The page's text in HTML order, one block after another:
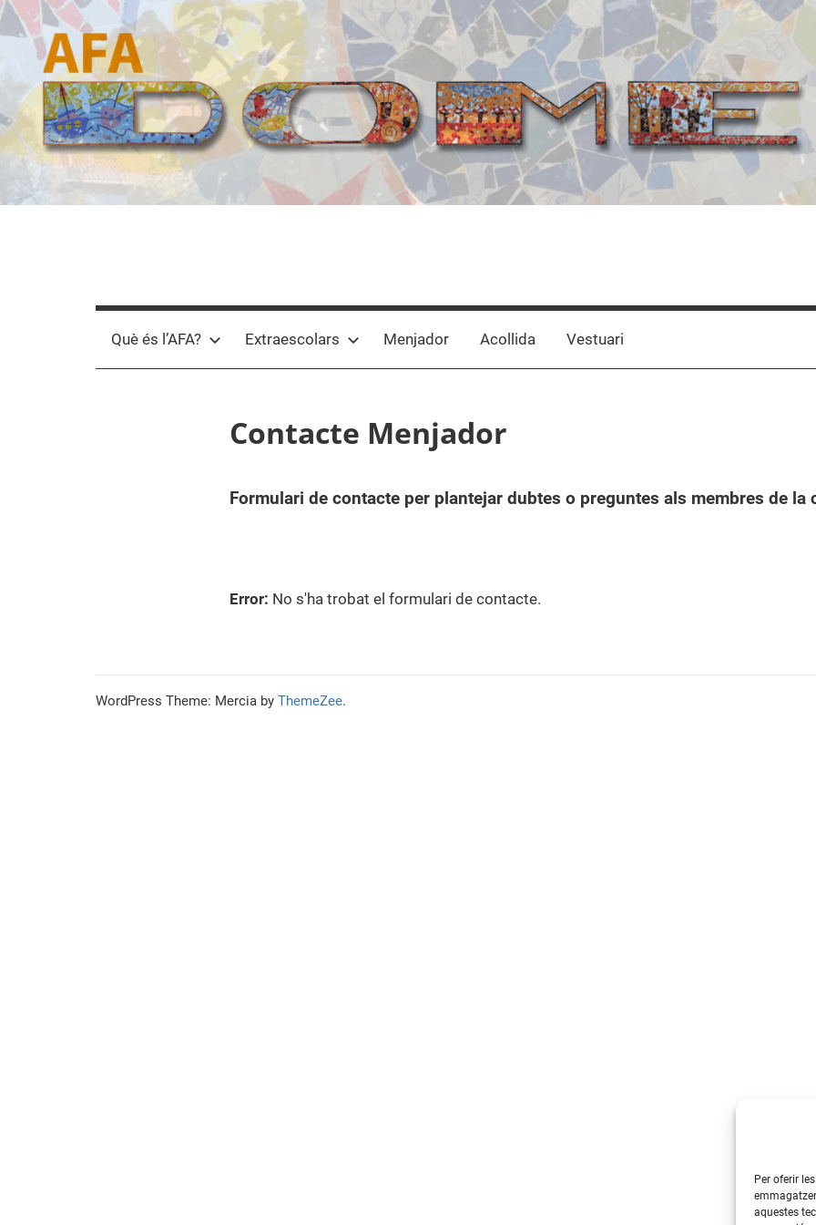
Per oferir
aquestes
Vés
al
contingut
AFA
Domeny
Què és l’AFA? Extraescolars Menjador Acollida Vestuari
Contacte Menjador
Formulari de contacte per plantejar dubtes o preguntes als membres de la
Error: No s'ha trobat el formulari de contacte.
WordPress Theme: Mercia by ThemeZee.